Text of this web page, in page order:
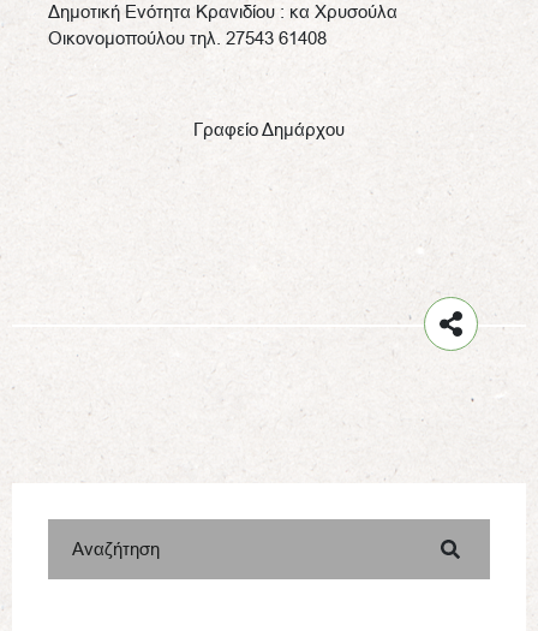
Δημοτική Ενότητα Κρανιδίου : κα Χρυσούλα
Οικονομοπούλου τηλ. 27543 61408
Γραφείο Δημάρχου
Αναζήτηση